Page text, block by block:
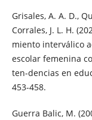
Grisales, A. A. D.,
Corrales, J. L. H.
miento interválico
escolar femenina
ten-dencias en
453-458.
Guerra Balic, M.